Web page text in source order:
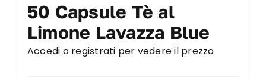
50 Capsule Tè al
Limone Lavazza Blue
Accedi o registrati per vedere il prezzo